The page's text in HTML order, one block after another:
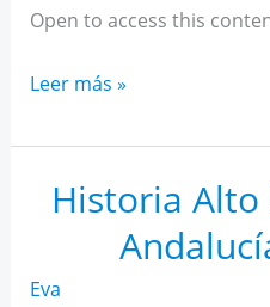
Open to access this
Historia
Rendimiento
Andalucía
marzo
Leer más »
Historia
Eva